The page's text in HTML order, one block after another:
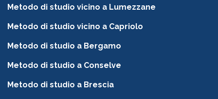
Metodo di studio vicino a Lumezzane
Metodo di studio vicino a Capriolo
Metodo di studio a Bergamo
Metodo di studio a Conselve
Metodo di studio a Brescia